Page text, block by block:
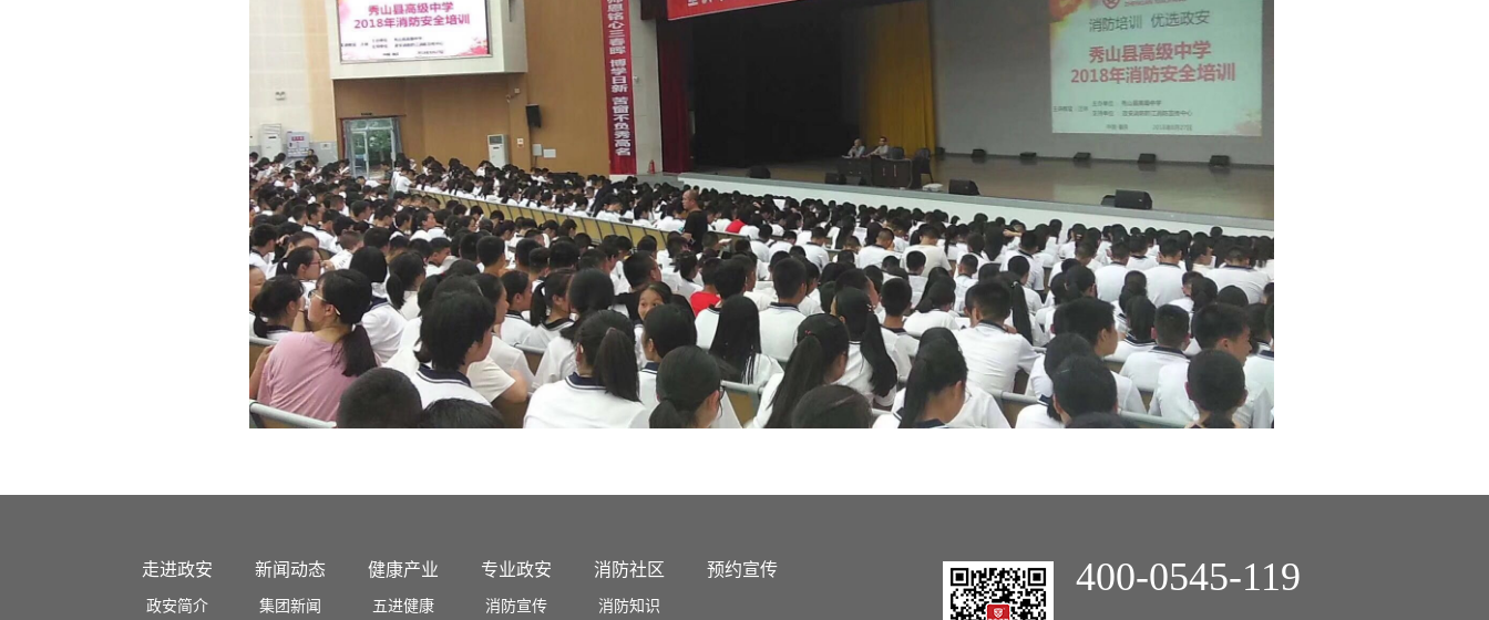
走进政安
政安简介
新闻动态
集团新闻
健康产业
五进健康
专业政安
消防宣传
消防社区
消防知识
预约宣传 400-0545-119